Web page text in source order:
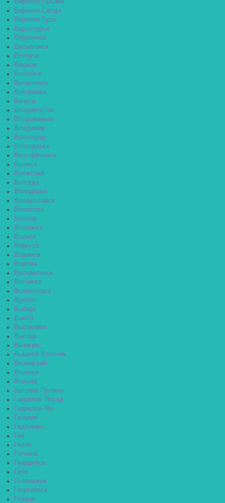
Верхняя Пышма
Верхняя Салда
Верхняя Тура
Верхотурье
Верхоянск
Весьегонск
Ветлуга
Видное
Вилюйск
Вилючинск
Вихоревка
Вичуга
Владивосток
Владикавказ
Владимир
Волгоград
Волгодонск
Волгореченск
Волжск
Волжский
Вологда
Володарск
Волоколамск
Волосово
Волхов
Волчанск
Вольск
Воркута
Воронеж
Ворсма
Воскресенск
Воткинск
Всеволожск
Вуктыл
Выборг
Выкса
Высоковск
Высоцк
Вытегра
Вышний Волочёк
Вяземский
Вязники
Вязьма
Вятские Поляны
Гаврилов Посад
Гаврилов-Ям
Гагарин
Гаджиево
Гай
Галич
Гатчина
Гвардейск
Гдов
Геленджик
Георгиевск
Глазов